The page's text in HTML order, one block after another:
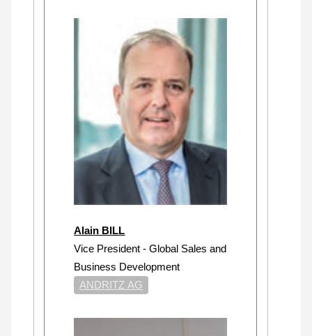
Alain BILL
Vice President - Global Sales and
Business Development
ANDRITZ AG